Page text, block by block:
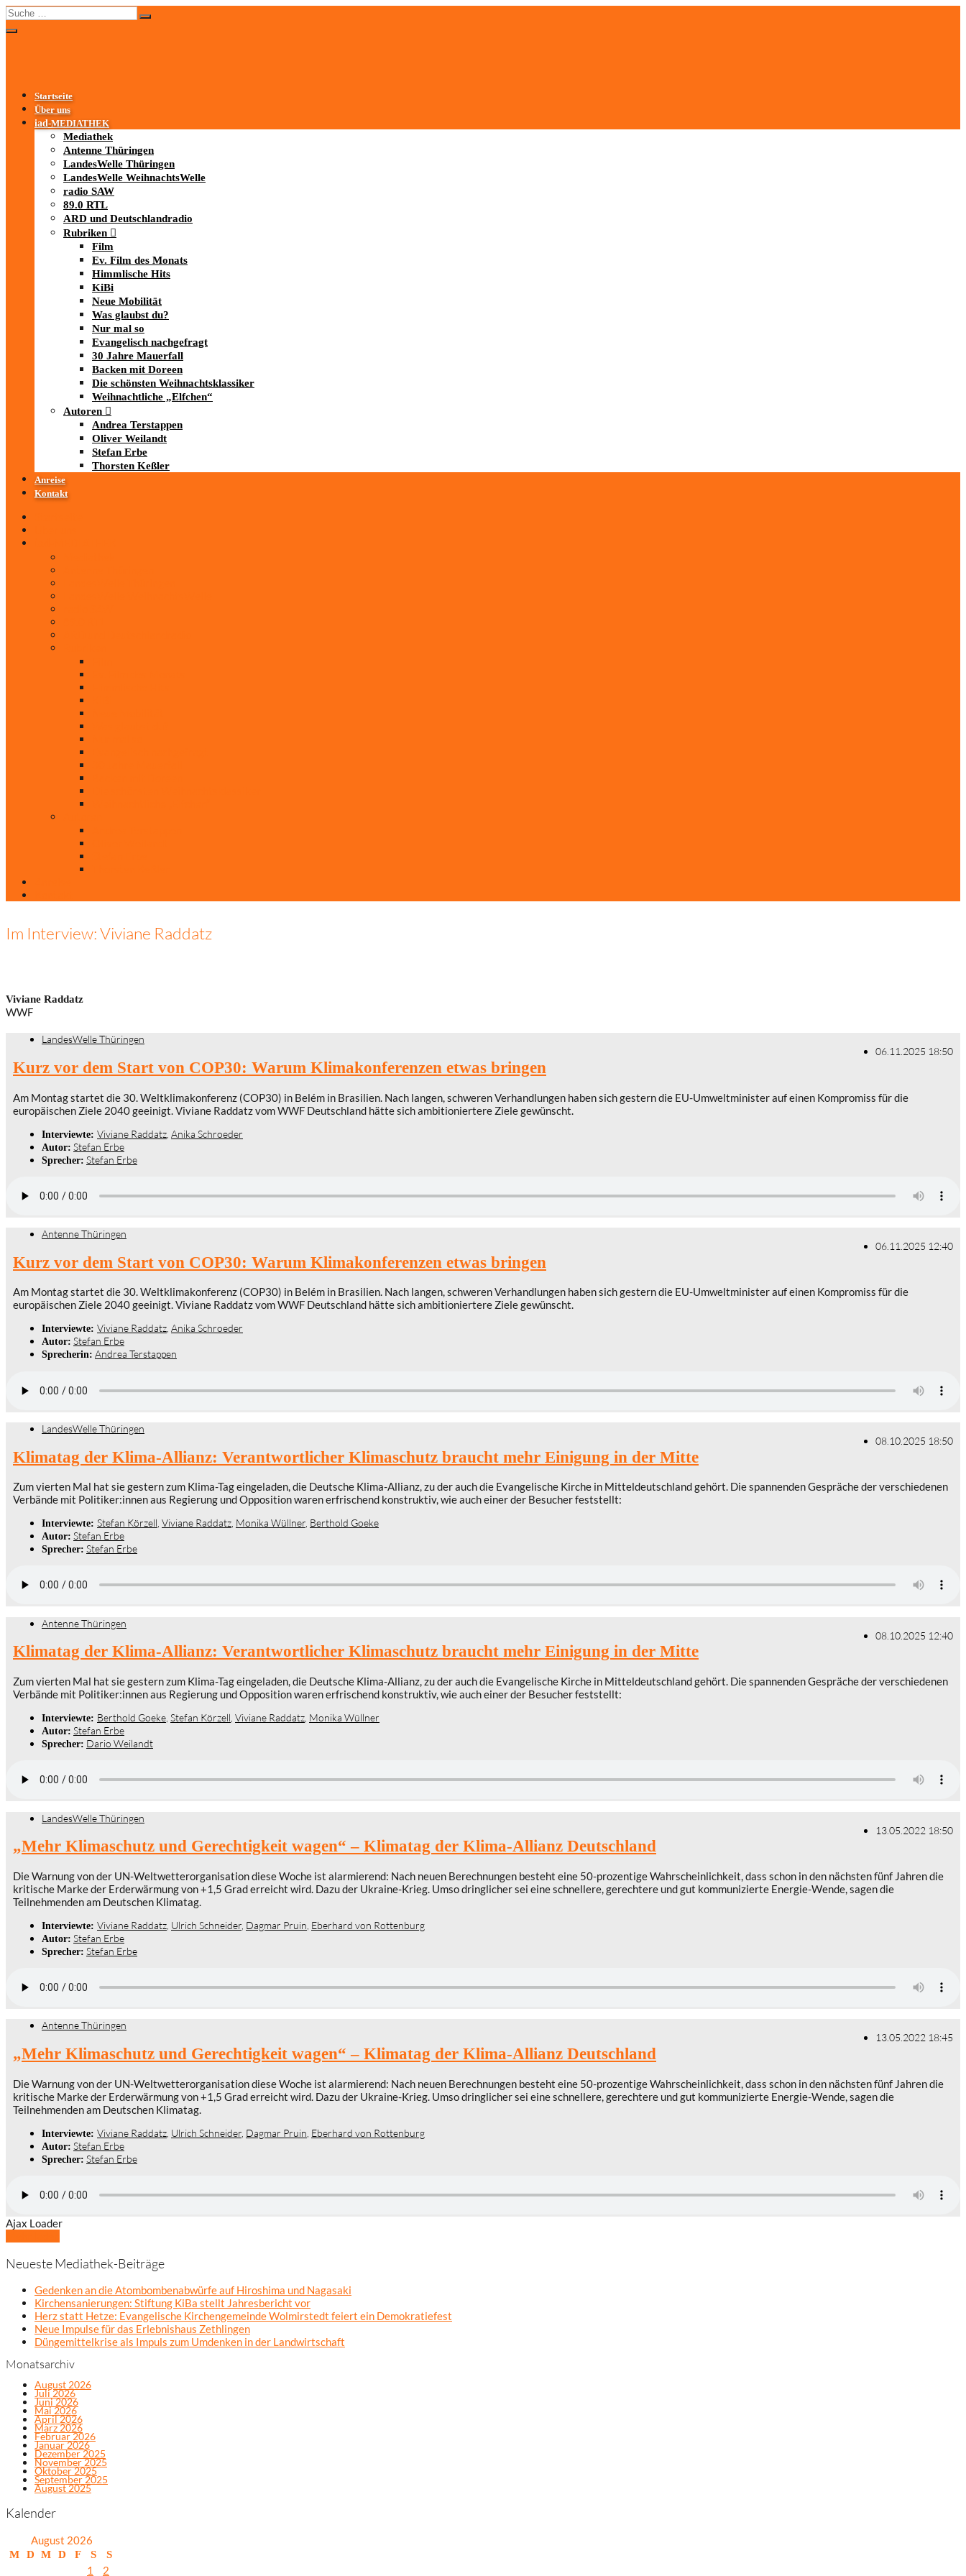
Startseite
Über uns
iad-MEDIATHEK
Mediathek
Antenne Thüringen
LandesWelle Thüringen
LandesWelle WeihnachtsWelle
radio SAW
89.0 RTL
ARD und Deutschlandradio
Rubriken
Film
Ev. Film des Monats
Himmlische Hits
KiBi
Neue Mobilität
Was glaubst du?
Nur mal so
Evangelisch nachgefragt
30 Jahre Mauerfall
Backen mit Doreen
Die schönsten Weihnachtsklassiker
Weihnachtliche „Elfchen“
Autoren
Andrea Terstappen
Oliver Weilandt
Stefan Erbe
Thorsten Keßler
Anreise
Kontakt
Im Interview: Viviane Raddatz
Viviane Raddatz
WWF
LandesWelle Thüringen
06.11.2025 18:50
Kurz vor dem Start von COP30: Warum Klimakonferenzen etwas bringen
Am Montag startet die 30. Weltklimakonferenz (COP30) in Belém in Brasilien. Nach langen, schweren Verhandlungen haben sich gestern die EU-Umweltminister auf einen Kompromiss für die
europäischen Ziele 2040 geeinigt. Viviane Raddatz vom WWF Deutschland hätte sich ambitioniertere Ziele gewünscht.
Interviewte: Viviane Raddatz Anika Schroeder
Autor: Stefan Erbe
Sprecher: Stefan Erbe
Antenne Thüringen
06.11.2025 12:40
Kurz vor dem Start von COP30: Warum Klimakonferenzen etwas bringen
Am Montag startet die 30. Weltklimakonferenz (COP30) in Belém in Brasilien. Nach langen, schweren Verhandlungen haben sich gestern die EU-Umweltminister auf einen Kompromiss für die
europäischen Ziele 2040 geeinigt. Viviane Raddatz vom WWF Deutschland hätte sich ambitioniertere Ziele gewünscht.
Interviewte: Viviane Raddatz Anika Schroeder
Autor: Stefan Erbe
Sprecherin: Andrea Terstappen
LandesWelle Thüringen
08.10.2025 18:50
Klimatag der Klima-Allianz: Verantwortlicher Klimaschutz braucht mehr Einigung in der Mitte
Zum vierten Mal hat sie gestern zum Klima-Tag eingeladen, die Deutsche Klima-Allianz, zu der auch die Evangelische Kirche in Mitteldeutschland gehört. Die spannenden Gespräche der verschiedenen
Verbände mit Politiker:innen aus Regierung und Opposition waren erfrischend konstruktiv, wie auch einer der Besucher feststellt:
Interviewte: Stefan Körzell Viviane Raddatz Monika Wüllner Berthold Goeke
Autor: Stefan Erbe
Sprecher: Stefan Erbe
Antenne Thüringen
08.10.2025 12:40
Klimatag der Klima-Allianz: Verantwortlicher Klimaschutz braucht mehr Einigung in der Mitte
Zum vierten Mal hat sie gestern zum Klima-Tag eingeladen, die Deutsche Klima-Allianz, zu der auch die Evangelische Kirche in Mitteldeutschland gehört. Die spannenden Gespräche der verschiedenen
Verbände mit Politiker:innen aus Regierung und Opposition waren erfrischend konstruktiv, wie auch einer der Besucher feststellt:
Interviewte: Berthold Goeke Stefan Körzell Viviane Raddatz Monika Wüllner
Autor: Stefan Erbe
Sprecher: Dario Weilandt
LandesWelle Thüringen
13.05.2022 18:50
„Mehr Klimaschutz und Gerechtigkeit wagen“ – Klimatag der Klima-Allianz Deutschland
Die Warnung von der UN-Weltwetterorganisation diese Woche ist alarmierend: Nach neuen Berechnungen besteht eine 50-prozentige Wahrscheinlichkeit, dass schon in den nächsten fünf Jahren die
kritische Marke der Erderwärmung von +1,5 Grad erreicht wird. Dazu der Ukraine-Krieg. Umso dringlicher sei eine schnellere, gerechtere und gut kommunizierte Energie-Wende, sagen die
Teilnehmenden am Deutschen Klimatag.
Interviewte: Viviane Raddatz Ulrich Schneider Dagmar Pruin Eberhard von Rottenburg
Autor: Stefan Erbe
Sprecher: Stefan Erbe
Antenne Thüringen
13.05.2022 18:45
„Mehr Klimaschutz und Gerechtigkeit wagen“ – Klimatag der Klima-Allianz Deutschland
Die Warnung von der UN-Weltwetterorganisation diese Woche ist alarmierend: Nach neuen Berechnungen besteht eine 50-prozentige Wahrscheinlichkeit, dass schon in den nächsten fünf Jahren die
kritische Marke der Erderwärmung von +1,5 Grad erreicht wird. Dazu der Ukraine-Krieg. Umso dringlicher sei eine schnellere, gerechtere und gut kommunizierte Energie-Wende, sagen die
Teilnehmenden am Deutschen Klimatag.
Interviewte: Viviane Raddatz Ulrich Schneider Dagmar Pruin Eberhard von Rottenburg
Autor: Stefan Erbe
Sprecher: Stefan Erbe
Ajax Loader
Neueste Mediathek-Beiträge
Gedenken an die Atombombenabwürfe auf Hiroshima und Nagasaki
Kirchensanierungen: Stiftung KiBa stellt Jahresbericht vor
Herz statt Hetze: Evangelische Kirchengemeinde Wolmirstedt feiert ein Demokratiefest
Neue Impulse für das Erlebnishaus Zethlingen
Düngemittelkrise als Impuls zum Umdenken in der Landwirtschaft
Monatsarchiv
August 2026
Juli 2026
Juni 2026
Mai 2026
April 2026
März 2026
Februar 2026
Januar 2026
Dezember 2025
November 2025
Oktober 2025
September 2025
August 2025
Kalender
August 2026
M D M D F S S
1 2